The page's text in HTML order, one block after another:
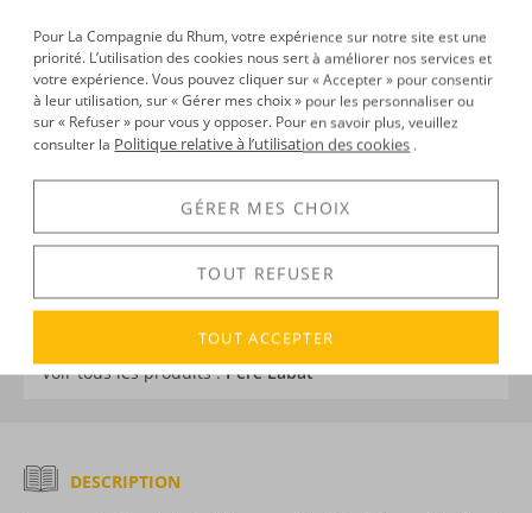
CARACTÉRISTIQUES DU PRODUIT
Type d’alcool :Rhum agricole
Provenance :Marie-Galante
Colonne
Environnement de vieillissement :Tropical
Degré :42°
Voir tous les produits :Père Labat
DESCRIPTION
Pour La Compagnie du Rhum, votre expérience sur notre site est une
priorité. L’utilisation des cookies nous sert à améliorer nos services et
votre expérience. Vous pouvez cliquer sur « Accepter » pour consentir
à leur utilisation, sur « Gérer mes choix » pour les personnaliser ou
sur « Refuser » pour vous y opposer. Pour en savoir plus, veuillez
consulter la Politique relative à l’utilisation des cookies .
GÉRER MES CHOIX
TOUT REFUSER
TOUT ACCEPTER